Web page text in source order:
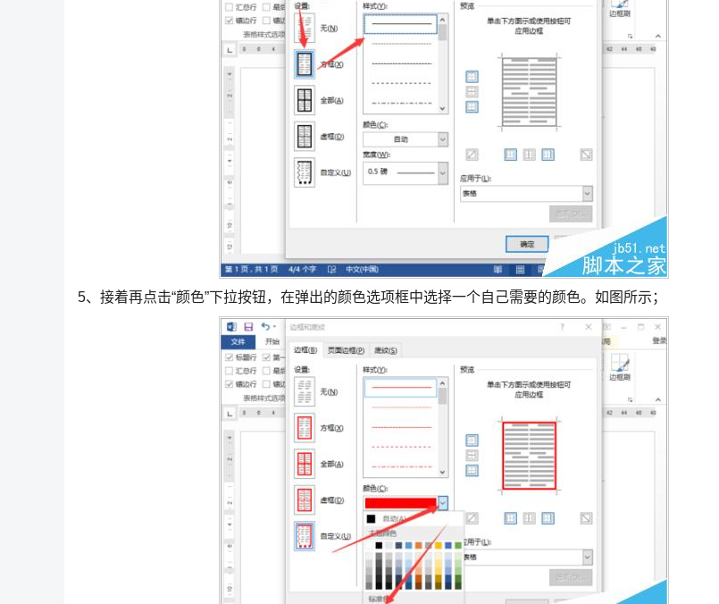
5、接着再点击“颜色”下拉按钮，在弹出的颜色选项框中选择一个自己需要的颜色。如图所示；